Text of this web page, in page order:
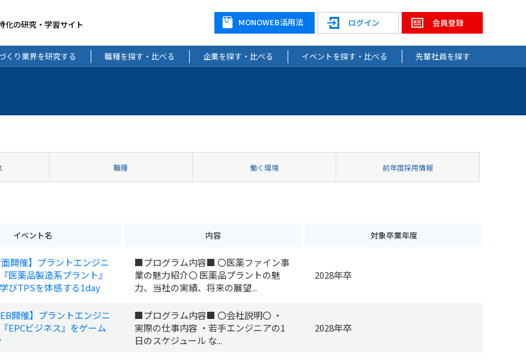
化の研究・学習サイト 会員登録
ログイン
MONOWEB活用法
くり業界を研究する 職種を探す・比べる 企業を探す・比べる イベントを探す・比べる 先輩社員を探す
職種 働く環境 前年度採用情報
イベント名 内容 対象卒業年度
面開催】プラントエンジニ
医薬品製造系プラント』
びTPSを体感する1day
■プログラム内容■ 〇医薬ファイン事
業の魅力紹介〇 医薬品プラントの魅
力、当社の実績、将来の展望...
2028年卒
開催】プラントエンジニ
EPCビジネス』をゲーム
■プログラム内容■ 〇会社説明〇 ・
実際の仕事内容 ・若手エンジニアの1
日のスケジュール な...
2028年卒